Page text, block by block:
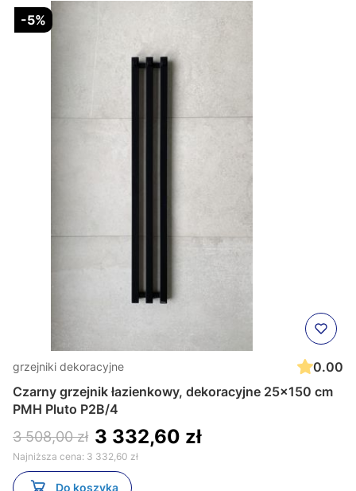
-5%
grzejniki dekoracyjne
0.00
Czarny grzejnik łazienkowy, dekoracyjne 25x150 cm
PMH Pluto P2B/4
3 508,00 zł 3 332,60 zł
Najniższa cena: 3 332,60 zł
Do koszyka